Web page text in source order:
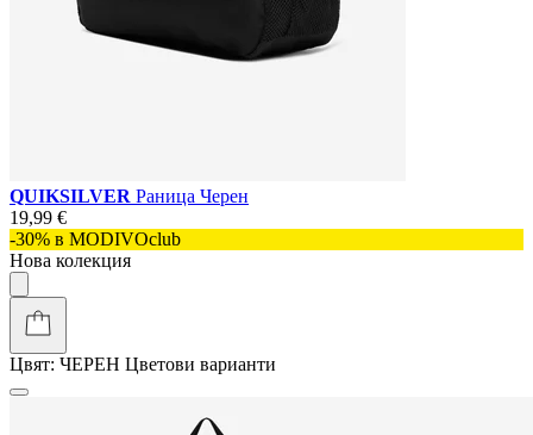
QUIKSILVER Раница Черен
19,99 €
-30% в MODIVOclub
Нова колекция
Цвят: ЧЕРЕН Цветови варианти